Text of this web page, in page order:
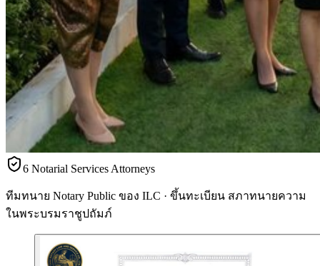
6 Notarial Services Attorneys
ทีมทนาย Notary Public ของ ILC · ขึ้นทะเบียน สภาทนายความ
ในพระบรมราชูปถัมภ์